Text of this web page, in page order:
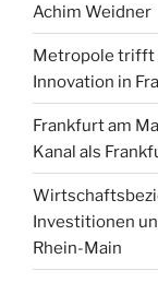
Achim Weidner
Metropole trifft
Innovation in
Frankfurt am
Kanal als
Investitionen
Rhein-Main